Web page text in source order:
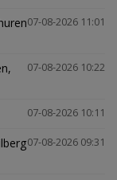
07-08-2026 11:01
07-08-2026 10:22
07-08-2026 10:11
07-08-2026 09:31